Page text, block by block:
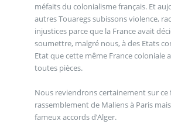
méfaits du colonialisme français. Et
autres Touaregs subissons violence,
injustices parce que la France avait
soumettre, malgré nous, à des Etats
Etat que cette même France coloniale
toutes pièces.
Nous reviendrons certainement sur ce
rassemblement de Maliens à Paris
fameux accords d’Alger.